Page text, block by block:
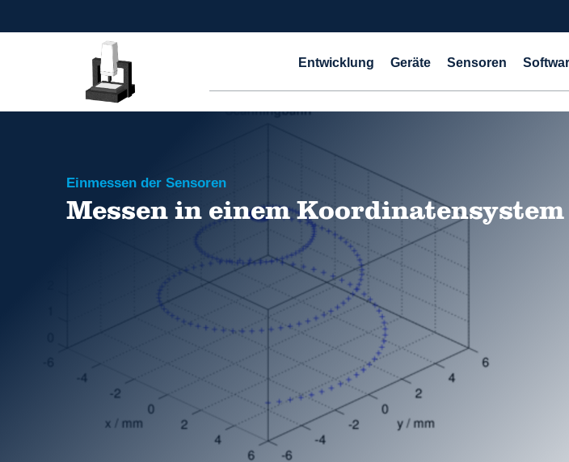
Entwicklung Geräte Sensoren
Einmessen der Sensoren
Messen in einem Koordinatensystem